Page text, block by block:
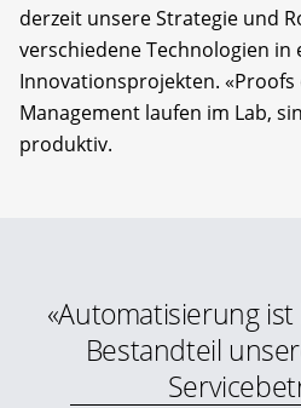
derzeit unsere Strategie und
verschiedene Technologien in
Innovationsprojekten.
Management laufen im Lab,
produktiv.
«Automatisierung
Bestandteil